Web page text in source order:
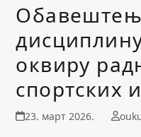
оквиру
спортских
23. март 2026.